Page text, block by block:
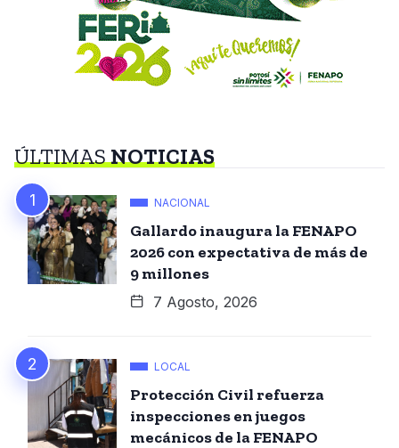
ÚLTIMASNOTICIAS
NACIONAL
Gallardo inaugura la FENAPO
2026 con expectativa de más de
9 millones
7 Agosto, 2026
LOCAL
Protección Civil refuerza
inspecciones en juegos
mecánicos de la FENAPO